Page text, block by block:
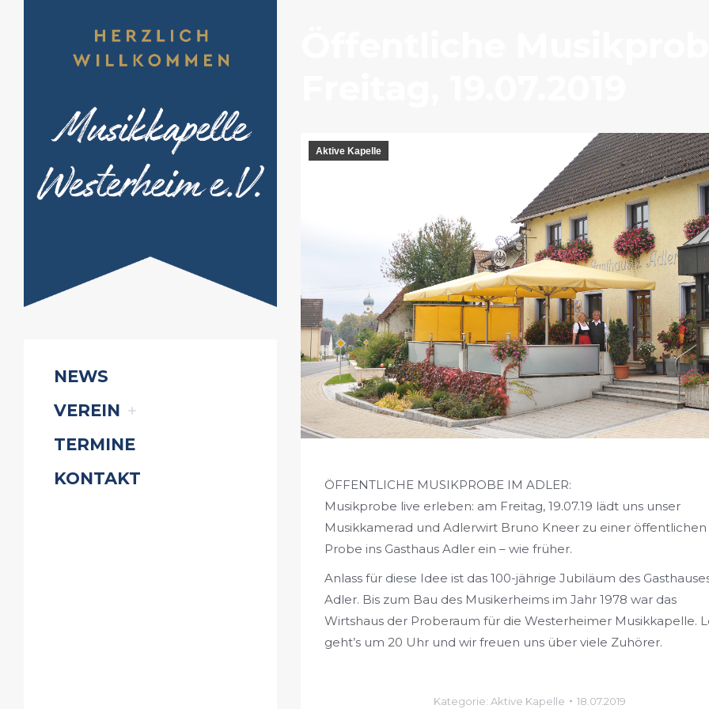
NEWS
VEREIN
TERMINE
KONTAKT
Aktive Kapelle
ÖFFENTLICHE MUSIKPROBE IM ADLER:
Musikprobe live erleben: am Freitag, 19.07.19 lädt uns unser
Musikkamerad und Adlerwirt Bruno Kneer zu einer öffentlichen
Probe ins Gasthaus Adler ein – wie früher.
Anlass für diese Idee ist das 100-jährige Jubiläum des
Adler. Bis zum Bau des Musikerheims im Jahr 1978 war das
Wirtshaus der Proberaum für die Westerheimer Musikkapelle.
geht’s um 20 Uhr und wir freuen uns über viele Zuhörer.
Kategorie: Aktive Kapelle 18.07.2019